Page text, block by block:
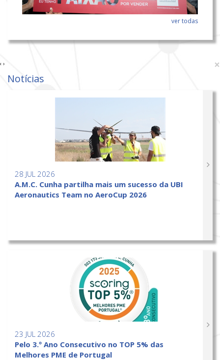
ver todas
‹ › ×
Notícias
28 JUL 2026
A.M.C. Cunha partilha mais um sucesso da UBI
Aeronautics Team no AeroCup 2026
23 JUL 2026
Pelo 3.º Ano Consecutivo no TOP 5% das
Melhores PME de Portugal